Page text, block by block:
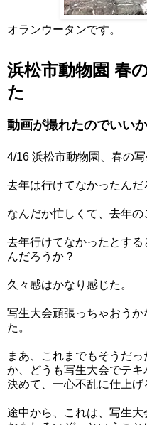
オランウータンです。
浜松市動物園 春
た
動画が撮れたのでいい
4/16 浜松市動物園、春の写
去年は行けてなかったんだ
なんだか忙しくて、去年の
去年行けてなかったとす
んだろうか？
久々感はかなり感じた。
写生大会頑張っちゃおう
た。
まあ、これまでもそうだ
か、どうも写生大会でテ
決めて、一心不乱に仕上げ
途中から、これは、写生